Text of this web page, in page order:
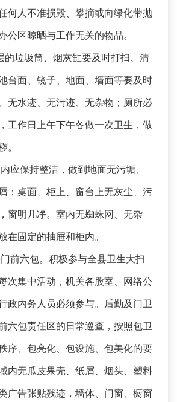
何人不准损毁、攀摘或向绿化带抛
公区晾晒与工作无关的物品。
的垃圾筒、烟灰缸要及时打扫、清
台面、镜子、地面、墙面等要及时
无水迹、无污迹、无杂物；厕所必
工作日上午下午各做一次卫生，做
。
应保持整洁，做到地面无污垢、
；桌面、柜上、窗台上无灰尘、污
窗明几净。室内无蜘蛛网、无杂
在固定的抽屉和柜内。
前六包。积极参与全县卫生大扫
次集中活动，机关各股室、网络公
政内务人员必须参与。后勤及门卫
六包责任区的日常巡查，按照包卫
序、包亮化、包设施、包美化的要
内无瓜皮果壳、纸屑、烟头、塑料
广告张贴残迹，墙体、门窗、橱窗